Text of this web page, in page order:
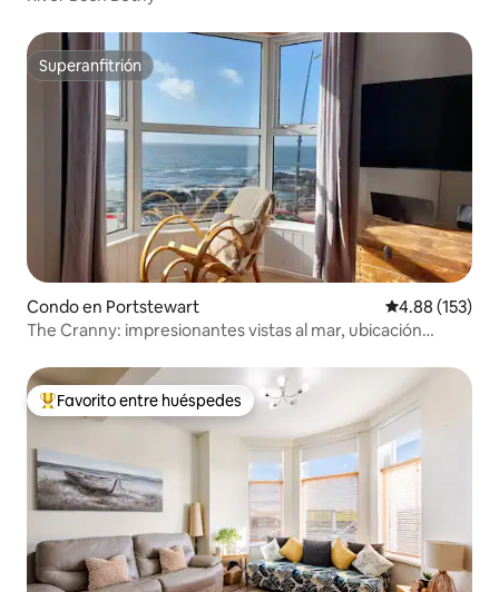
Superanfitrión
Superanfitrión
Condo en Portstewart Calificación
4.88 (153)
The Cranny: impresionantes vistas al mar, ubicación
Favorito entre huéspedes preferido
Favorito entre huéspedes